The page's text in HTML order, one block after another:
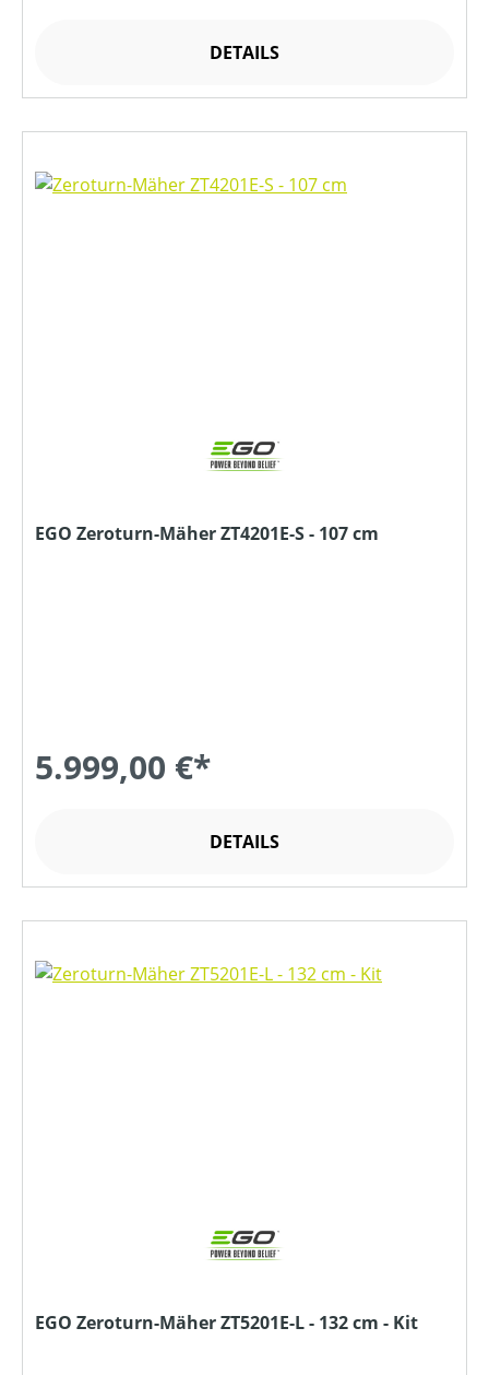
DETAILS
EGO Zeroturn-Mäher ZT4201E-S - 107 cm
5.999,00 €*
DETAILS
EGO Zeroturn-Mäher ZT5201E-L - 132 cm - Kit